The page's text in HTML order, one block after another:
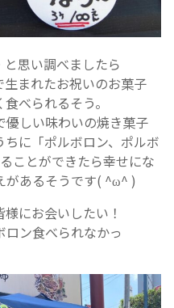
思い調べましたら
まれたお祝いのお菓子
べられるそう。
優しい味わいの焼き菓子
に「ポルボロン、ポルボ
ことができたら幸せにな
があるそうです( ^ω^ )
にお会いしたい！
ロン食べられなかっ